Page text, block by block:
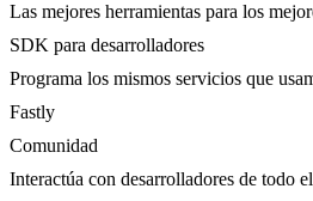
Las mejores herramientas para los
SDK para desarrolladores
Programa los mismos servicios que
Fastly
Comunidad
Interactúa con desarrolladores de todo